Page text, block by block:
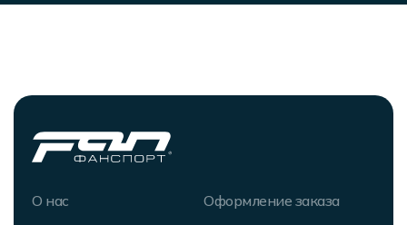
О нас Оформление заказа